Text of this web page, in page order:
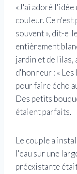
«J'ai adoré l'idée
couleur. Ce n'est
souvent », dit-
entièrement
jardin et de lilas,
d'honneur : «
pour faire écho
Des petits
étaient parfaits.
Le couple a
l'eau sur une
préexistante